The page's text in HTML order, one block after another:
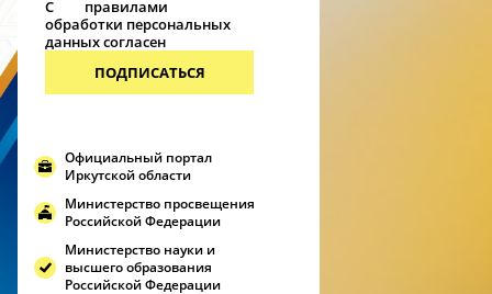
С
правилами
обработки персональных
данных согласен
ПОДПИСАТЬСЯ
Официальный портал
Иркутской области
Министерство просвещения
Российской Федерации
Министерство науки и
высшего образования
Российской Федерации